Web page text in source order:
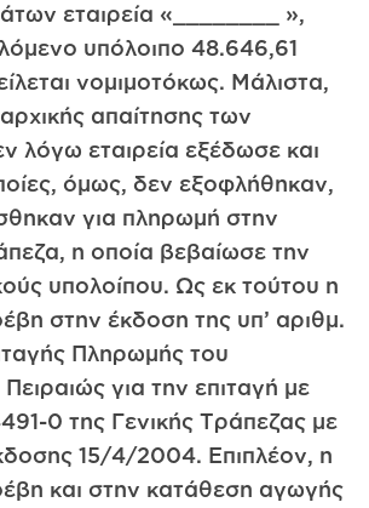
εταιρεία «________ »,
υπόλοιπο 48.646,61
νομιμοτόκως. Μάλιστα,
απαίτησης των
λόγω εταιρεία εξέδωσε και
όμως, δεν εξοφλήθηκαν,
για πληρωμή στην
η οποία βεβαίωσε την
υπολοίπου. Ως εκ τούτου η
στην έκδοση της υπ’ αριθμ.
Πληρωμής του
Πειραιώς για την επιταγή με
0 της Γενικής Τράπεζας με
15/4/2004. Επιπλέον, η
και στην κατάθεση αγωγής